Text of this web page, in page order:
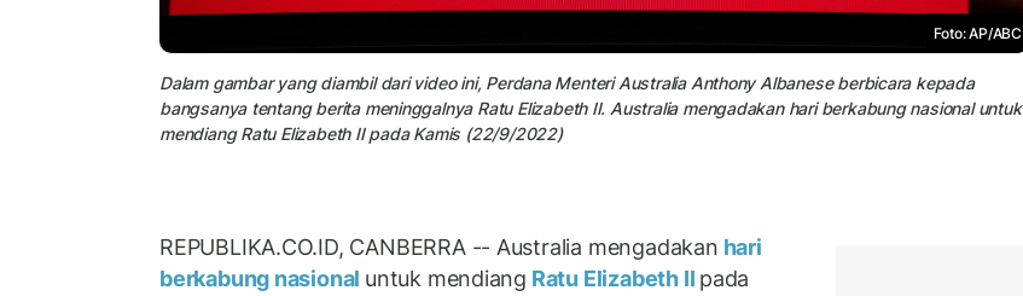
Foto: AP/ABC
Dalam gambar yang diambil dari video ini, Perdana Menteri Australia Anthony Albanese berbicara kepada
bangsanya tentang berita meninggalnya Ratu Elizabeth II. Australia mengadakan hari berkabung nasional untuk
mendiang Ratu Elizabeth II pada Kamis (22/9/2022)
REPUBLIKA.CO.ID, CANBERRA -- Australia mengadakan hari
berkabung nasional untuk mendiang Ratu Elizabeth II pada